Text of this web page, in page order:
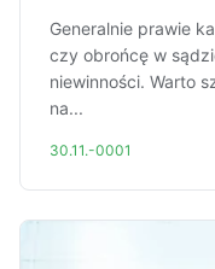
Generalnie prawie
czy obrońcę w
niewinności. Warto
na...
30.11.-0001